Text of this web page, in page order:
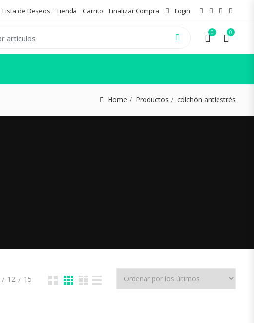
Lista de Deseos Tienda Carrito Finalizar Compra Login
0 0
Home Productos colchón antiestrés
12 15